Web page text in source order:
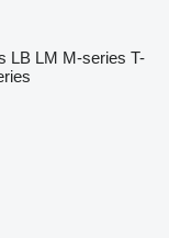
LB LM M-series T-